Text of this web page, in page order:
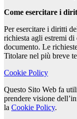
Come esercitare i
Per esercitare i diritti
richiesta agli estremi
documento. Le
Titolare nel più breve
Cookie Policy
Questo Sito Web fa
prendere visione
la Cookie Policy.